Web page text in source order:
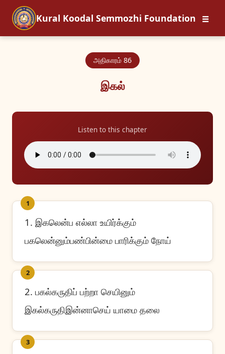
Kural Koodal Semmozhi Foundation ☰
அதிகாரம் 86
இகல்
Listen to this chapter
1
1. இகலென்ப எல்லா உயிர்க்கும்
பகலென்னும்பண்பின்மை பாரிக்கும் நோய்
2
2. பகல்கருதிப் பற்றா செயினும்
இகல்கருதிஇன்னாசெய் யாமை தலை
3